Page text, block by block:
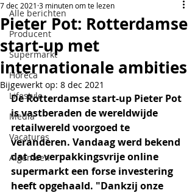
Alle berichten
Producent
Supermarkt
Horeca
Lifestyle
Media
Vacatures
Algemeen
Pieter Pot: Rotterdamse
start-up met
internationale ambities
7 dec 2021 3 minuten om te lezen
Bijgewerkt op: 8 dec 2021
De Rotterdamse start-up Pieter Pot
is vastberaden de wereldwijde
retailwereld voorgoed te
veranderen. Vandaag werd bekend
dat de verpakkingsvrije online
supermarkt een forse investering
heeft opgehaald. "Dankzij onze